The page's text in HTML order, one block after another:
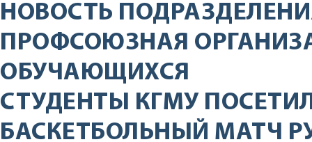
НОВОСТЬ
ПРОФСОЮЗНАЯ
ОБУЧАЮЩИХСЯ
СТУДЕНТЫ КГМУ
БАСКЕТБОЛЬНЫЙ МАТЧ